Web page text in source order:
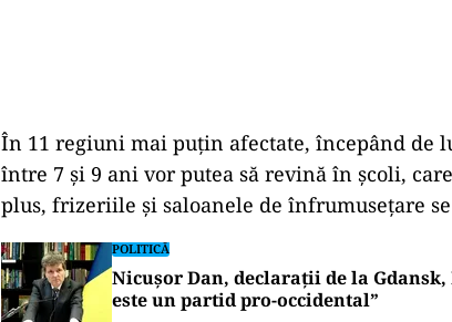
În 11 regiuni mai puţin afectate, începând de
între 7 şi 9 ani vor putea să revină în şcoli,
plus, frizeriile şi saloanele de înfrumuseţare
POLITICĂ
Nicușor Dan, declarații de la
este un partid pro-occidental”